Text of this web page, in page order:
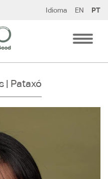
Idioma EN PT
| Pataxó